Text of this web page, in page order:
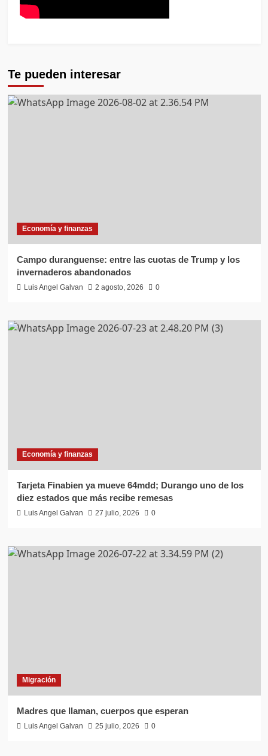
Te pueden interesar
Economía y finanzas
Campo duranguense: entre las cuotas de Trump y los
invernaderos abandonados
Luis Angel Galvan 2 agosto, 2026 0
Economía y finanzas
Tarjeta Finabien ya mueve 64mdd; Durango uno de los
diez estados que más recibe remesas
Luis Angel Galvan 27 julio, 2026 0
Migración
Madres que llaman, cuerpos que esperan
Luis Angel Galvan 25 julio, 2026 0